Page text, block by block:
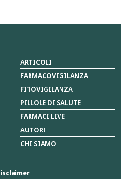
ARTICOLI
FARMACOVIGILANZA
FITOVIGILANZA
PILLOLE DI SALUTE
FARMACI LIVE
AUTORI
CHI SIAMO